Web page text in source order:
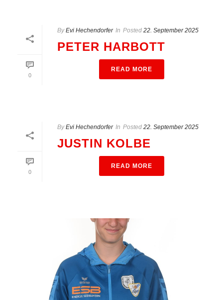
0
By Evi Hechendorfer In Posted 22. September 2025
PETER HARBOTT
READ MORE
0
By Evi Hechendorfer In Posted 22. September 2025
JUSTIN KOLBE
READ MORE